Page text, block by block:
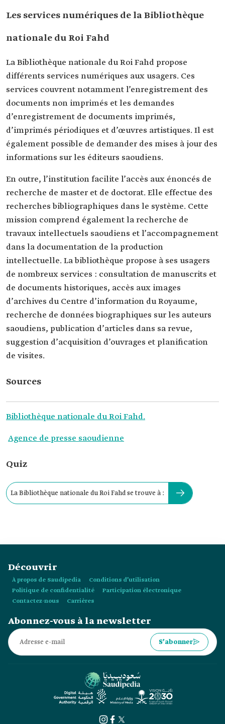
Les services numériques de la Bibliothèque
nationale du Roi Fahd
La Bibliothèque nationale du Roi Fahd propose
différents services numériques aux usagers. Ces
services couvrent notamment l’enregistrement des
documents non imprimés et les demandes
d’enregistrement de documents imprimés,
d’imprimés périodiques et d’œuvres artistiques. Il est
également possible de demander des mises à jour des
informations sur les éditeurs saoudiens.
En outre, l’institution facilite l’accès aux énoncés de
recherche de master et de doctorat. Elle effectue des
recherches bibliographiques dans le système. Cette
mission comprend également la recherche de
travaux intellectuels saoudiens et l’accompagnement
dans la documentation de la production
intellectuelle. La bibliothèque propose à ses usagers
de nombreux services : consultation de manuscrits et
de documents historiques, accès aux images
d’archives du Centre d’information du Royaume,
recherche de données biographiques sur les auteurs
saoudiens, publication d’articles dans sa revue,
suggestion d’acquisition d’ouvrages et planification
de visites.
Sources
Bibliothèque nationale du Roi Fahd.
Agence de presse saoudienne
Quiz
La Bibliothèque nationale du Roi Fahd se trouve à :
Découvrir
À propos de Saudipedia
Conditions d’utilisation
Politique de confidentialité
Participation électronique
Contactez-nous
Carrières
Abonnez-vous à la newsletter
S’abonner